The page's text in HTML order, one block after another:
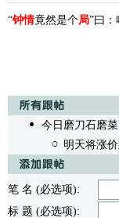
“钟情竟然是个局”曰
今日磨刀石磨
明天将涨
笔 名 (必选项):
标 题 (必选项):